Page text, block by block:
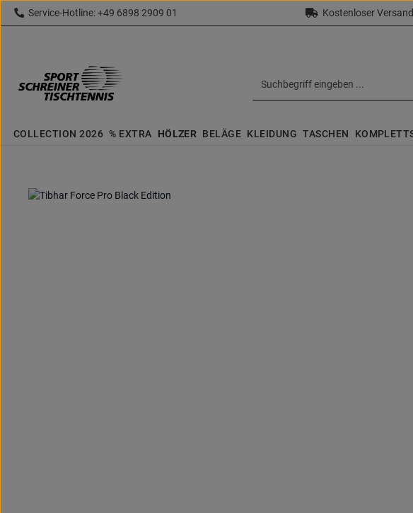
Hauptinhalt springen
Zur Suche springen
Zur Hauptnavigation springen
Service-Hotline: +49 6898 2909 01 Kostenloser
COLLECTION 2026 % EXTRA HÖLZER BELÄGE KLEIDUNG TASCHEN
Bildergalerie überspringen